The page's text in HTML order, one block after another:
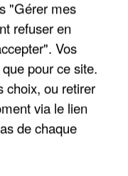
"Gérer mes
refuser en
Vos
pour ce site.
choix, ou retirer
via le lien
de chaque